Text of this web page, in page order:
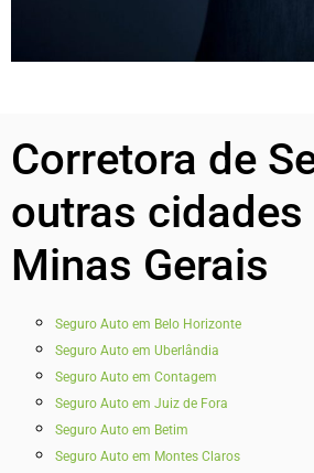
Corretora de
outras cidades
Minas Gerais
Seguro Auto em Belo Horizonte
Seguro Auto em Uberlândia
Seguro Auto em Contagem
Seguro Auto em Juiz de Fora
Seguro Auto em Betim
Seguro Auto em Montes Claros